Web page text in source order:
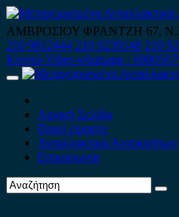
Skip
to
content
ΑΜΒΡΟΣΙΟΥ ΦΡΑΝΤΖΗ 67,
210 9012444 210 9239148 210
Κινητό-Viber-whatsapp :
Primary
Αρχική Σελίδα
Ποιοί είμαστε
Ανταλλακτικά Αυτοκινήτων
Επικοινωνία